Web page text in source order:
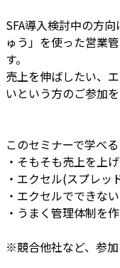
SFA導入検討中の方
ゅう」を使った営業
す。
売上を伸ばしたい、
いという方のご参加
このセミナーで学べ
・そもそも売上を上
・エクセル(スプレッ
・エクセルでできな
・うまく管理体制を
※競合他社など、参加